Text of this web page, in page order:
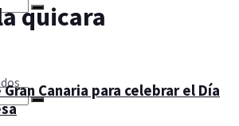
quicara
Gran Canaria para celebrar el Día